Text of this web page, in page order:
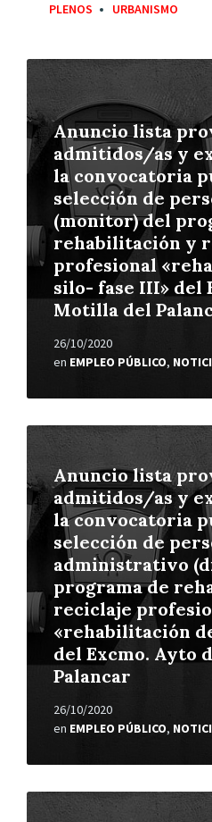
PLENOS
URBANISMO
Anuncio lista
admitidos/as y
la convocatoria
selección de
(monitor) del
rehabilitación y
profesional
silo- fase III» del
Motilla del
26/10/2020
en EMPLEO PÚBLICO,
Leer
Anuncio lista
admitidos/as y
la convocatoria
selección de
administrativo
programa de
reciclaje
«rehabilitación
del Excmo. Ayto
Palancar
26/10/2020
en EMPLEO PÚBLICO,
Leer
Leer